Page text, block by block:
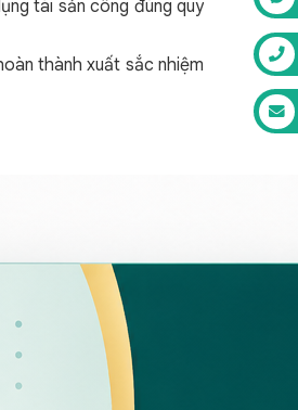
tài sản công đúng quy
thành xuất sắc nhiệm